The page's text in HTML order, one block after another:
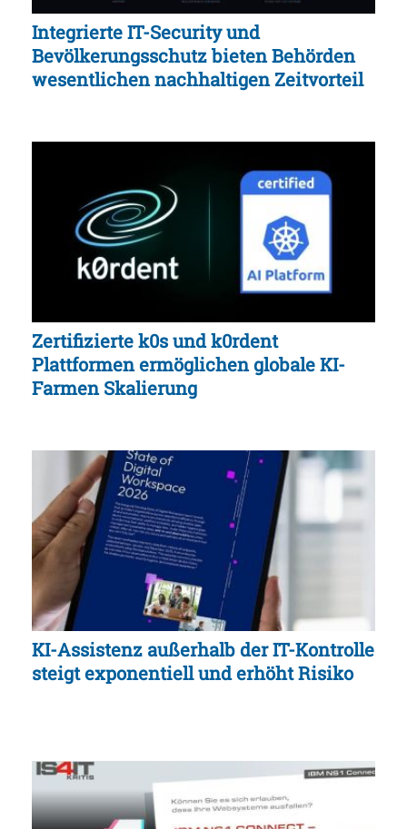
Integrierte IT-Security und
Bevölkerungsschutz bieten Behörden
wesentlichen nachhaltigen Zeitvorteil
Zertifizierte k0s und k0rdent
Plattformen ermöglichen globale KI-
Farmen Skalierung
KI-Assistenz außerhalb der IT-Kontrolle
steigt exponentiell und erhöht Risiko